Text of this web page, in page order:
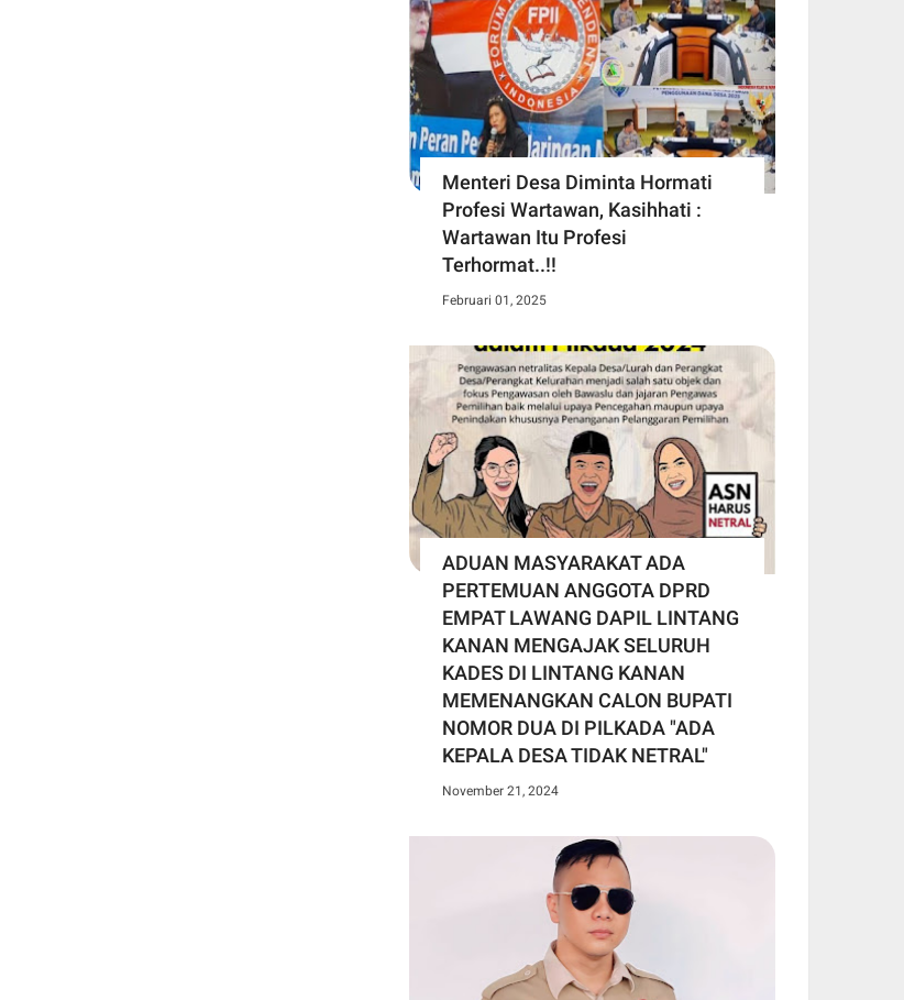
Menteri Desa Diminta Hormati
Profesi Wartawan, Kasihhati :
Wartawan Itu Profesi
Terhormat..!!
Februari 01, 2025
ADUAN MASYARAKAT ADA
PERTEMUAN ANGGOTA DPRD
EMPAT LAWANG DAPIL LINTANG
KANAN MENGAJAK SELURUH
KADES DI LINTANG KANAN
MEMENANGKAN CALON BUPATI
NOMOR DUA DI PILKADA "ADA
KEPALA DESA TIDAK NETRAL"
November 21, 2024